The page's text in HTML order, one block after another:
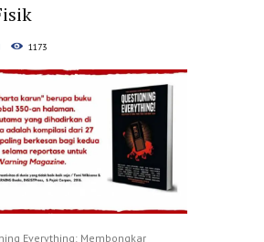
1173
Everything: Membongkar